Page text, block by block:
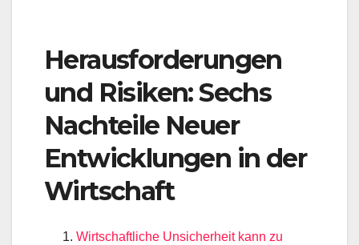
Herausforderungen
und Risiken: Sechs
Nachteile Neuer
Entwicklungen in der
Wirtschaft
Wirtschaftliche Unsicherheit kann zu